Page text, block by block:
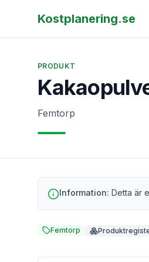
Kostplanering.se
PRODUKT
Femtorp
Information: Detta är
Femtorp